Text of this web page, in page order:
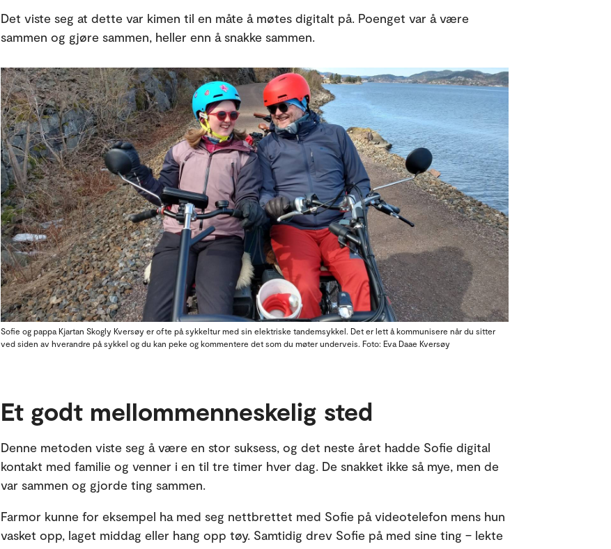
Det viste seg at dette var kimen til en måte å møtes digitalt på. Poenget var å være
sammen og gjøre sammen, heller enn å snakke sammen.
Sofie og pappa Kjartan Skogly Kversøy er ofte på sykkeltur med sin elektriske tandemsykkel. Det er lett å kommunisere når du sitter
ved siden av hverandre på sykkel og du kan peke og kommentere det som du møter underveis. Foto: Eva Daae Kversøy
Et godt mellommenneskelig sted
Denne metoden viste seg å være en stor suksess, og det neste året hadde Sofie digital
kontakt med familie og venner i en til tre timer hver dag. De snakket ikke så mye, men de
var sammen og gjorde ting sammen.
Farmor kunne for eksempel ha med seg nettbrettet med Sofie på videotelefon mens hun
vasket opp, laget middag eller hang opp tøy. Samtidig drev Sofie på med sine ting – lekte